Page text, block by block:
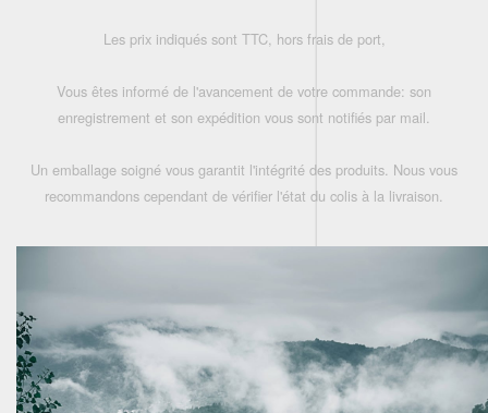
Les prix indiqués sont TTC, hors frais de port,
Vous êtes informé de l'avancement de votre commande: son
enregistrement et son expédition vous sont notifiés par mail.
Un emballage soigné vous garantit l'intégrité des produits. Nous vous
recommandons cependant de vérifier l'état du colis à la livraison.